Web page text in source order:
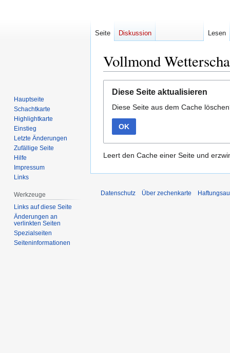
Vollmond
Navigation
springen
Suche
springen
Diese Seite aktualisieren
Diese Seite aus dem Cache
OK
Leert den Cache einer Seite und
Seite Diskussion Lesen
Hauptseite
Schachtkarte
Highlightkarte
Einstieg
Letzte Änderungen
Zufällige Seite
Hilfe
Impressum
Links
Werkzeuge
Links auf diese Seite
Änderungen an
verlinkten Seiten
Spezialseiten
Seiten­­informationen
Datenschutz Über zechenkarte